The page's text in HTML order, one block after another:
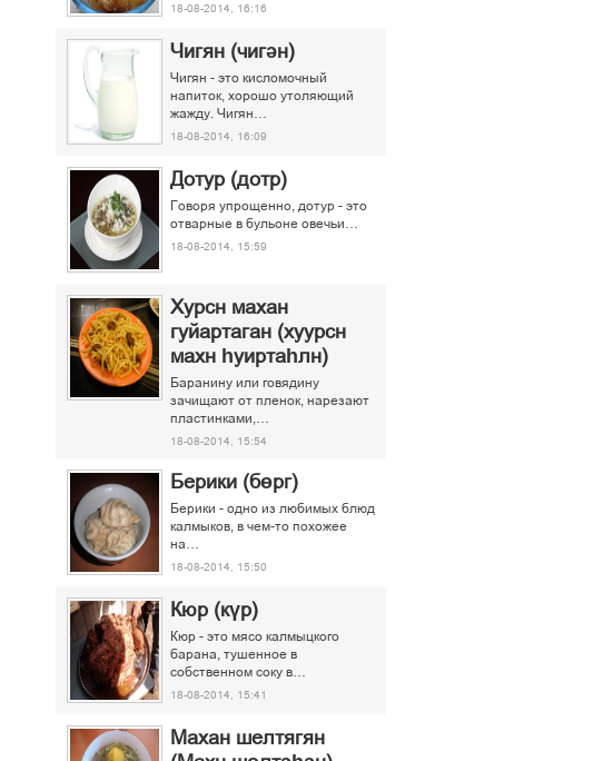
18-08-2014, 16:16
Чигян (чигән)
Чигян - это кисломочный
напиток, хорошо утоляющий
жажду. Чигян…
18-08-2014, 16:09
Дотур (дотр)
Говоря упрощенно, дотур - это
отварные в бульоне овечьи…
18-08-2014, 15:59
Хурсн махан
гуйартаган (хуурсн
махн һуиртаһлн)
Баранину или говядину
зачищают от пленок, нарезают
пластинками,…
18-08-2014, 15:54
Берики (бөрг)
Берики - одно из любимых блюд
калмыков, в чем-то похожее
на…
18-08-2014, 15:50
Кюр (күр)
Кюр - это мясо калмыцкого
барана, тушенное в
собственном соку в…
18-08-2014, 15:41
Махан шелтягян